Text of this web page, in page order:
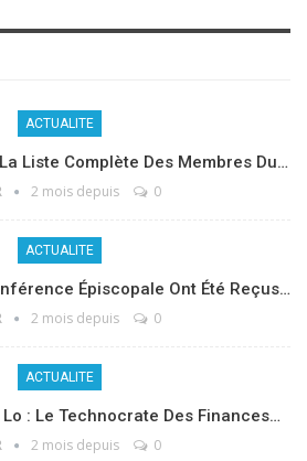
ACTUALITE
Liste Complète Des Membres Du…
2 mois depuis 0
ACTUALITE
Épiscopale Ont Été Reçus…
2 mois depuis 0
ACTUALITE
: Le Technocrate Des Finances…
2 mois depuis 0